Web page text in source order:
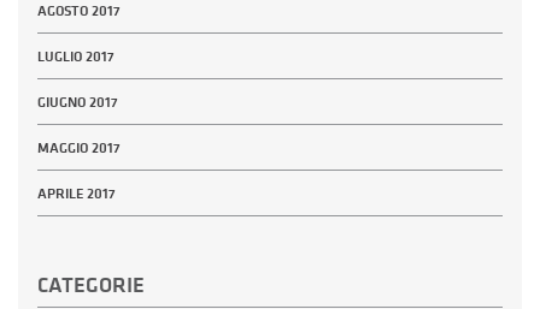
AGOSTO 2017
LUGLIO 2017
GIUGNO 2017
MAGGIO 2017
APRILE 2017
CATEGORIE